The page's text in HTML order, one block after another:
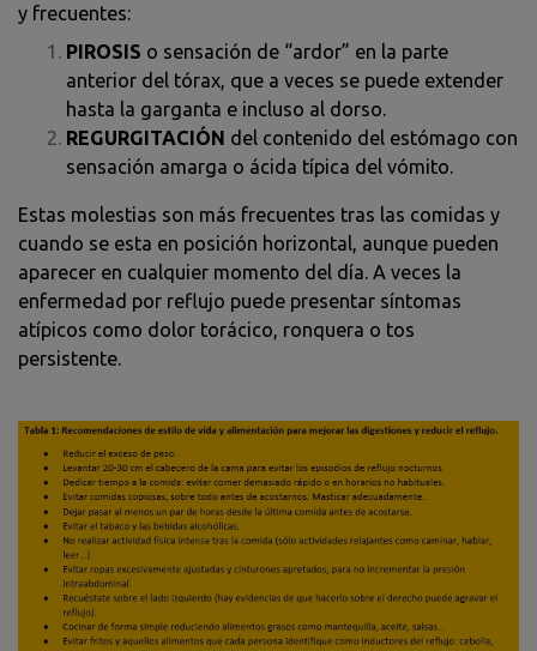
y frecuentes:
PIROSIS o sensación de “ardor” en la parte
anterior del tórax, que a veces se puede extender
hasta la garganta e incluso al dorso.
REGURGITACIÓN del contenido del estómago con
sensación amarga o ácida típica del vómito.
Estas molestias son más frecuentes tras las comidas y
cuando se esta en posición horizontal, aunque pueden
aparecer en cualquier momento del día. A veces la
enfermedad por reflujo puede presentar síntomas
atípicos como dolor torácico, ronquera o tos
persistente.